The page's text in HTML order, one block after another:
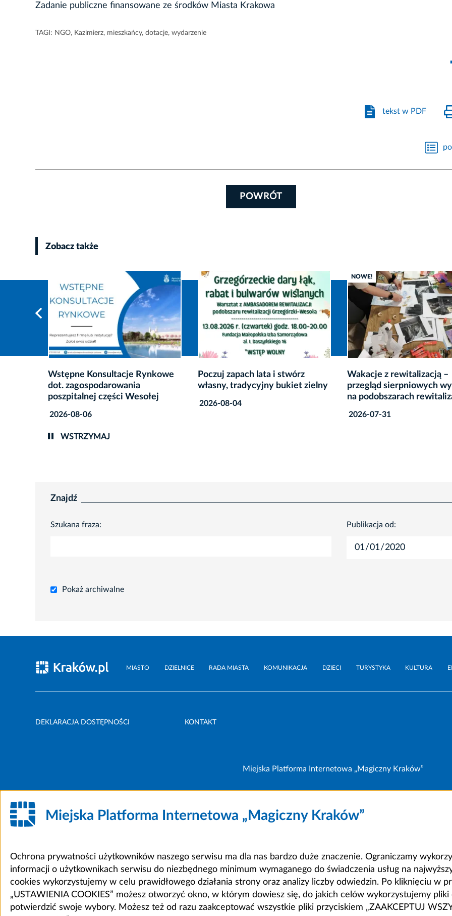
Zadanie publiczne finansowane ze środków Miasta Krakowa
TAGI: NGO, Kazimierz, mieszkańcy, dotacje, wydarzenie
tekst w PDF
POWRÓT
Zobacz także
Poczuj zapach lata i stwórz
własny, tradycyjny bukiet zielny
2026-08-04
NOWE!
Wakacje z rewitalizacją –
przegląd sierpniowych wydarzeń
Tradycja w nowym
Krakowski gorset, więcej
element ludowego stroju
2026-07-16
WSTRZYMAJ
Znajdź
Szukana fraza: Publikacja od:
Pokaż archiwalne
MIASTO DZIELNICE RADA MIASTA KOMUNIKACJA DZIECI TURYSTYKA KULTURA
DEKLARACJA DOSTĘPNOŚCI KONTAKT
Miejska Platforma Internetowa „Magiczny Kraków”
Miejska Platforma Internetowa „Magiczny Kraków”
Ochrona prywatności użytkowników naszego serwisu ma dla nas bardzo duże znaczenie. Ograniczamy
informacji o użytkownikach serwisu do niezbędnego minimum wymaganego do świadczenia usług na
cookies wykorzystujemy w celu prawidłowego działania strony oraz analizy liczby odwiedzin. Po kliknięciu w
„USTAWIENIA COOKIES” możesz otworzyć okno, w którym dowiesz się, do jakich celów wykorzystujemy pliki
potwierdzić swoje wybory. Możesz też od razu zaakceptować wszystkie pliki przyciskiem „ZAAKCEPTUJ